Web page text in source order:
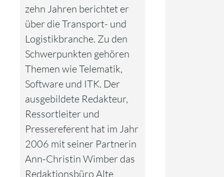
zehn Jahren berichtet er
über die Transport- und
Logistikbranche. Zu den
Schwerpunkten gehören
Themen wie Telematik,
Software und ITK. Der
ausgebildete Redakteur,
Ressortleiter und
Pressereferent hat im Jahr
2006 mit seiner Partnerin
Ann-Christin Wimber das
Redaktionsbüro Alte